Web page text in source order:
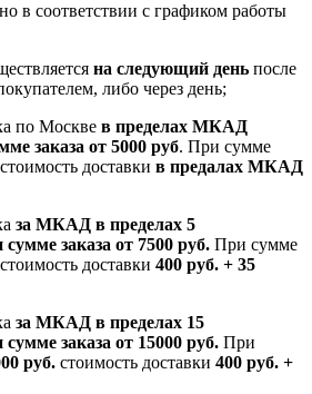
в соответствии с графиком работы
на следующий день после
, либо через день;
по Москве в пределах МКАД
заказа от 5000 руб. При сумме
стоимость доставки в предалах МКАД
за МКАД в пределах 5
сумме заказа от 7500 руб. При сумме
стоимость доставки 400 руб. + 35
за МКАД в пределах 15
сумме заказа от 15000 руб. При
руб. стоимость доставки 400 руб. +